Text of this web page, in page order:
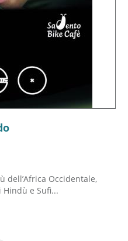
dell’Africa Occidentale,
e Sufi...